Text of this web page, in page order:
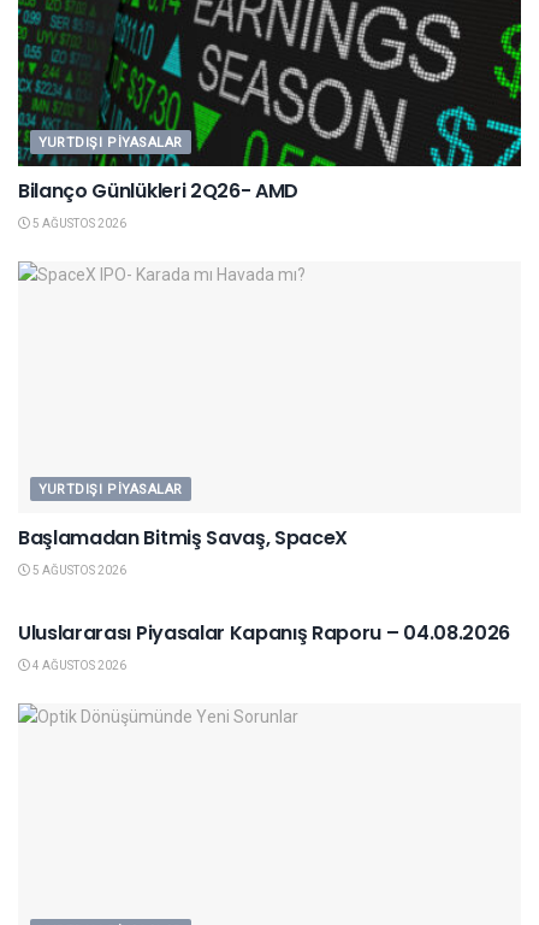
YURTDIŞI PIYASALAR
Bilanço Günlükleri 2Q26- AMD
5 AĞUSTOS 2026
YURTDIŞI PIYASALAR
Başlamadan Bitmiş Savaş, SpaceX
5 AĞUSTOS 2026
Uluslararası Piyasalar Kapanış Raporu – 04.08.2026
4 AĞUSTOS 2026